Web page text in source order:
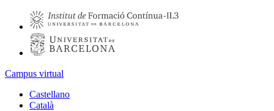
Campus virtual
Castellano
Català